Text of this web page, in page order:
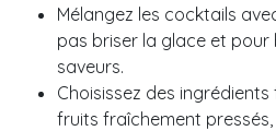
Mélangez les cocktails
pas briser la glace et pour
saveurs.
Choisissez des
fruits fraîchement